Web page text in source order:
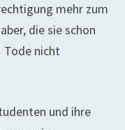
mehr zum
die sie schon
Tode nicht
und ihre